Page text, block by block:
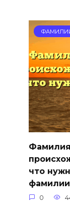
что
фамилии
0